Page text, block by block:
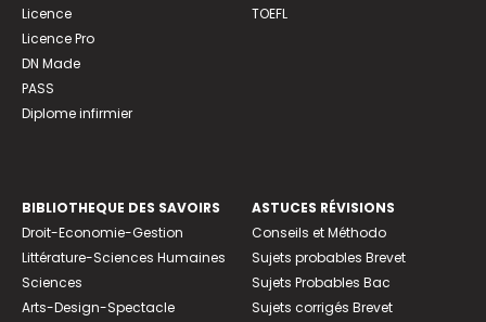
Licence
Licence Pro
DN Made
PASS
Diplome infirmier
TOEFL
BIBLIOTHEQUE DES SAVOIRS
Droit-Economie-Gestion
Littérature-Sciences Humaines
Sciences
Arts-Design-Spectacle
ASTUCES RÉVISIONS
Conseils et Méthodo
Sujets probables Brevet
Sujets Probables Bac
Sujets corrigés Brevet